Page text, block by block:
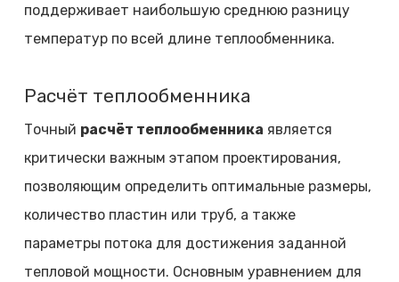
поддерживает наибольшую среднюю разницу
температур по всей длине теплообменника.
Расчёт теплообменника
Точный расчёт теплообменника является
критически важным этапом проектирования,
позволяющим определить оптимальные размеры,
количество пластин или труб, а также
параметры потока для достижения заданной
тепловой мощности. Основным уравнением для